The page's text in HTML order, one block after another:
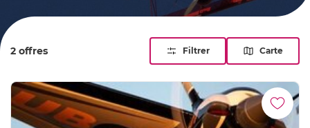
fond, ce baptême de voltige alterne entre adrénaline et
que vous n’êtes pas près d’oublier !
2 offres Filtrer Carte